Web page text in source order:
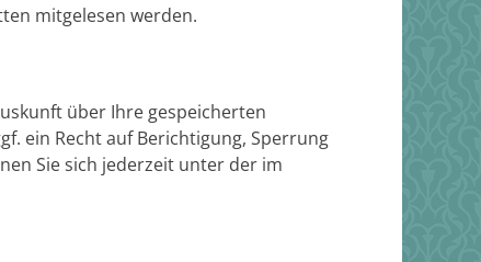
mitgelesen werden.
über Ihre gespeicherten
ein Recht auf Berichtigung, Sperrung
Sie sich jederzeit unter der im